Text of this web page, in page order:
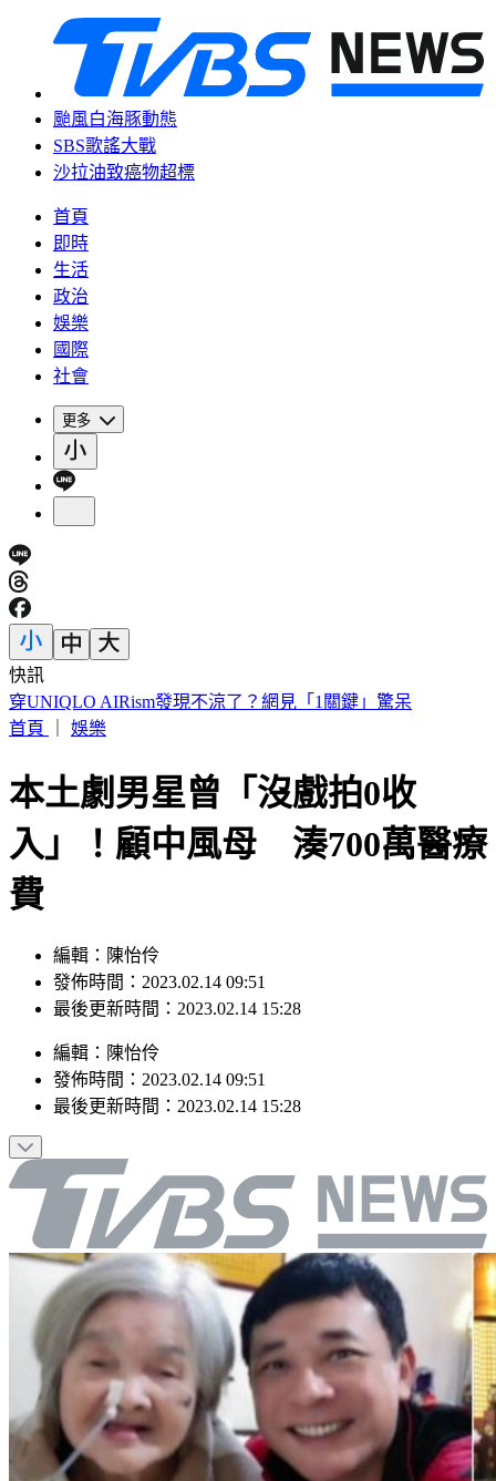
颱風白海豚動態
SBS歌謠大戰
沙拉油致癌物超標
首頁
即時
生活
政治
娛樂
國際
社會
更多
快訊
緯創股利「2度延後發放」 金管會出手：最重罰50萬
首頁
娛樂
本土劇男星曾「沒戲拍0收
入」！顧中風母 湊700萬醫療
費
編輯：陳怡伶
發佈時間：2023.02.14 09:51
最後更新時間：2023.02.14 15:28
編輯 ： 陳怡伶
發佈時間： 2023.02.14 09:51
最後更新時間： 2023.02.14 15:28